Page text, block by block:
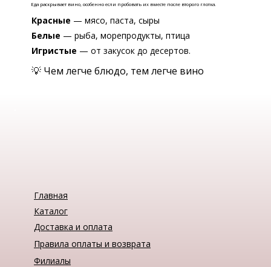
Еда раскрывает вино, особенно если пробовать их вместе после второго глотка.
Красные — мясо, паста, сыры
Белые — рыба, морепродукты, птица
Игристые — от закусок до десертов.
💡 Чем легче блюдо, тем легче вино
Главная
Каталог
Доставка и оплата
Правила оплаты и возврата
Филиалы